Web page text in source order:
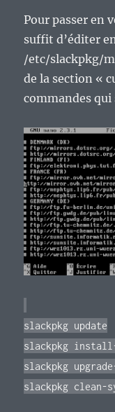
Pour passer en
suffit d’éditer
/etc/slackpkg/
de la section «
commandes qui
slackpkg update
slackpkg install-
slackpkg
slackpkg clean-